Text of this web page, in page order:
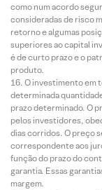
como num acordo
consideradas de risco
retorno e algumas
superiores ao capital
é de curto prazo e o
produto.
O investimento em
determinada
prazo determinado. O
pelos investidores,
dias corridos. O preço
correspondente aos
função do prazo do
garantia. Essas
margem.